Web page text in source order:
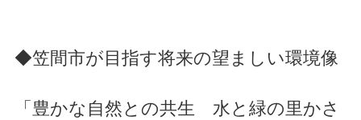
◆笠間市が目指す将来の望ましい環境像
「豊かな自然との共生 水と緑の里かさ